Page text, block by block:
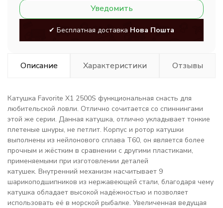
Уведомить
✔ Бесплатная доставка Нова Пошта
Описание Характеристики Отзывы
Катушка Favorite X1 2500S функциональная снасть для
любительской ловли. Отлично сочитается со спиннингами
этой же серии. Данная катушка, отлично укладывает тонкие
плетеные шнуры, не петлит. Корпус и ротор катушки
выполнены из нейлонового сплава T60, он является более
прочным и жёстким в сравнении с другими пластиками,
применяемыми при изготовлении деталей
катушек. Внутренний механизм насчитывает 9
шарикоподшипников из нержавеющей стали, благодаря чему
катушка обладает высокой надёжностью и позволяет
использовать её в морской рыбалке. Увеличенная ведущая